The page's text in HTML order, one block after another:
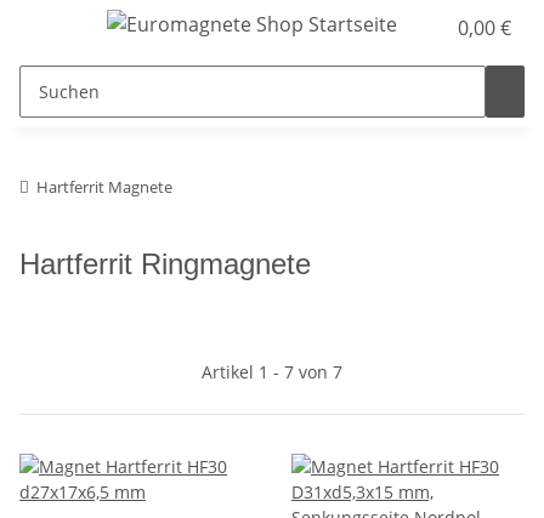
0,00 €
Hartferrit Magnete
Hartferrit Ringmagnete
Artikel 1 - 7 von 7